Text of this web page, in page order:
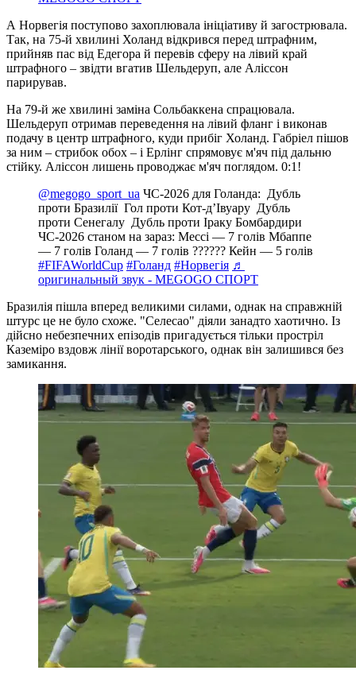
А Норвегія поступово захоплювала ініціативу й загострювала.
Так, на 75-й хвилині Холанд відкрився перед штрафним,
прийняв пас від Едегора й перевів сферу на лівий край
штрафного – звідти вгатив Шельдеруп, але Аліссон
парирував.
На 79-й же хвилині заміна Сольбаккена спрацювала.
Шельдеруп отримав переведення на лівий фланг і виконав
подачу в центр штрафного, куди прибіг Холанд. Габріел пішов
за ним – стрибок обох – і Ерлінг спрямовує м'яч під дальню
стійку. Аліссон лишень проводжає м'яч поглядом. 0:1!
@megogo_sport_ua ЧС-2026 для Голанда: ️️ Дубль
проти Бразилії ️ Гол проти Кот-дʼІвуару ️️ Дубль
проти Сенегалу ️️ Дубль проти Іраку Бомбардири
ЧС-2026 станом на зараз: Мессі — 7 голів Мбаппе
— 7 голів Голанд — 7 голів ?????? Кейн — 5 голів
#FIFAWorldCup #Голанд #Норвегія ♬
оригинальный звук - MEGOGO СПОРТ
Бразилія пішла вперед великими силами, однак на справжній
штурс це не було схоже. "Селесао" діяли занадто хаотично. Із
дійсно небезпечних епізодів пригадується тільки простріл
Каземіро вздовж лінії воротарського, однак він залишився без
замикання.